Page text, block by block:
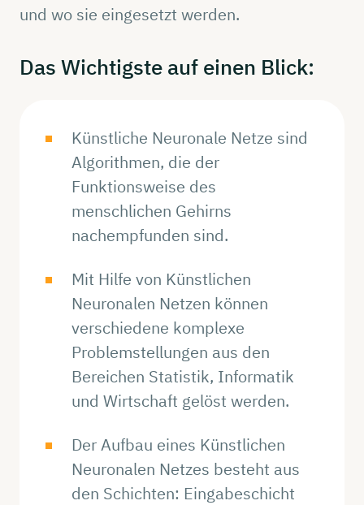
und wo sie eingesetzt werden.
Das Wichtigste auf einen Blick:
Künstliche Neuronale Netze sind
Algorithmen, die der
Funktionsweise des
menschlichen Gehirns
nachempfunden sind.
Mit Hilfe von Künstlichen
Neuronalen Netzen können
verschiedene komplexe
Problemstellungen aus den
Bereichen Statistik, Informatik
und Wirtschaft gelöst werden.
Der Aufbau eines Künstlichen
Neuronalen Netzes besteht aus
den Schichten: Eingabeschicht